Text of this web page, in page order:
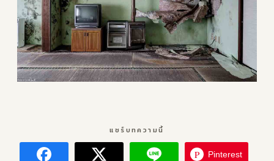
แชร์บทความนี้
P Pinterest